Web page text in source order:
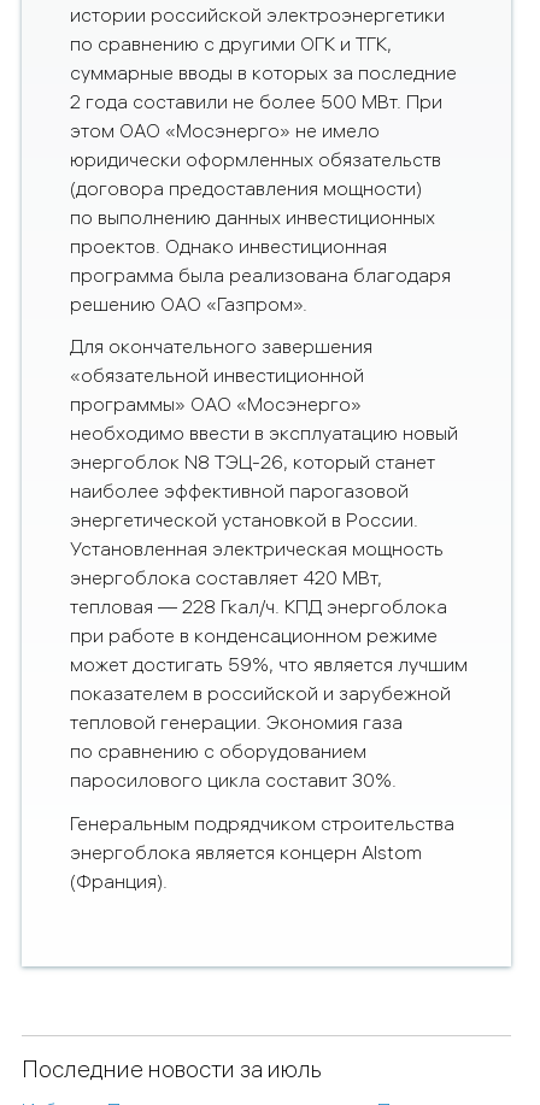
истории российской электроэнергетики
по сравнению с другими ОГК и ТГК,
суммарные вводы в которых за последние
2 года составили не более 500 МВт. При
этом ОАО «Мосэнерго» не имело
юридически оформленных обязательств
(договора предоставления мощности)
по выполнению данных инвестиционных
проектов. Однако инвестиционная
программа была реализована благодаря
решению ОАО «Газпром».
Для окончательного завершения
«обязательной инвестиционной
программы» ОАО «Мосэнерго»
необходимо ввести в эксплуатацию новый
энергоблок N8 ТЭЦ-26, который станет
наиболее эффективной парогазовой
энергетической установкой в России.
Установленная электрическая мощность
энергоблока составляет 420 МВт,
тепловая — 228 Гкал/ч. КПД энергоблока
при работе в конденсационном режиме
может достигать 59%, что является лучшим
показателем в российской и зарубежной
тепловой генерации. Экономия газа
по сравнению с оборудованием
паросилового цикла составит 30%.
Генеральным подрядчиком строительства
энергоблока является концерн Alstom
(Франция).
Последние новости за июль